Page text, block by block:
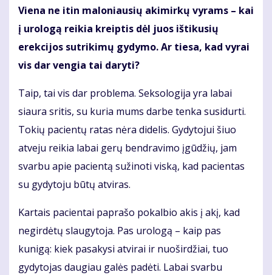
Viena ne itin maloniausių akimirkų vyrams – kai
į urologą reikia kreiptis dėl juos ištikusių
erekcijos sutrikimų gydymo. Ar tiesa, kad vyrai
vis dar vengia tai daryti?
Taip, tai vis dar problema. Seksologija yra labai
siaura sritis, su kuria mums darbe tenka susidurti.
Tokių pacientų ratas nėra didelis. Gydytojui šiuo
atveju reikia labai gerų bendravimo įgūdžių, jam
svarbu apie pacientą sužinoti viską, kad pacientas
su gydytoju būtų atviras.
Kartais pacientai paprašo pokalbio akis į akį, kad
negirdėtų slaugytoja. Pas urologą – kaip pas
kunigą: kiek pasakysi atvirai ir nuoširdžiai, tuo
gydytojas daugiau galės padėti. Labai svarbu